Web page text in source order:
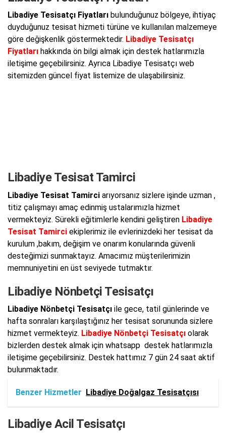
Libadiye Tesisatçı Fiyatları bulunduğunuz bölgeye, ihtiyaç
duyduğunuz tesisat hizmeti türüne ve kullanılan malzemeye
göre değişkenlik göstermektedir. Libadiye Tesisatçı
Fiyatları hakkında ön bilgi almak için destek hatlarımızla
iletişime geçebilirsiniz. Ayrıca Libadiye Tesisatçı web
sitemizden güncel fiyat listemize de ulaşabilirsiniz.
Libadiye Tesisat Tamirci
Libadiye Tesisat Tamirci arıyorsanız sizlere işinde uzman ,
titiz çalışmayı amaç edinmiş ustalarımızla hizmet
vermekteyiz. Sürekli eğitimlerle kendini geliştiren Libadiye
Tesisat Tamirci ekiplerimiz ile evlerinizdeki her tesisat da
kurulum ,bakım, değişim ve onarım konularında güvenli
desteğimizi sunmaktayız. Amacımız müşterilerimizin
memnuniyetini en üst seviyede tutmaktır.
Libadiye Nönbetçi Tesisatçı
Libadiye Nönbetçi Tesisatçı ile gece, tatil günlerinde ve
hafta sonraları karşılaştığınız her tesisat sorununda sizlere
hizmet vermekteyiz. Libadiye Nönbetçi Tesisatçı olarak
bizlerden destek almak için whatsapp destek hatlarımızla
iletişime geçebilirsiniz. Destek hattımız 7 gün 24 saat aktif
bulunmaktadır.
Benzer Hizmetler Libadiye Doğalgaz Tesisatçısı
Libadiye Acil Tesisatçı